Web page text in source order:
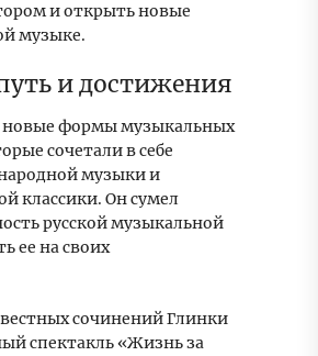
и открыть новые
музыке.
и достижения
новые формы музыкальных
сочетали в себе
музыки и
классики. Он сумел
русской музыкальной
ее на своих
сочинений Глинки
спектакль «Жизнь за